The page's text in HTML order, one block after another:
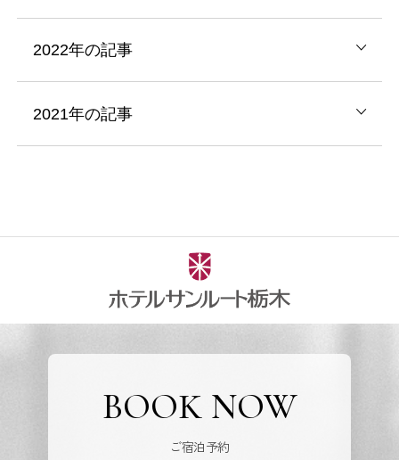
2022年の記事
2021年の記事
BOOK NOW
ご宿泊予約